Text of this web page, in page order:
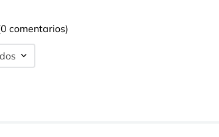
comentarios)